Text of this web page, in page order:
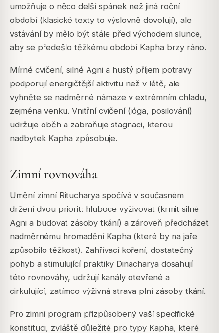
umožňuje o něco delší spánek než jiná roční
období (klasické texty to výslovně dovolují), ale
vstávání by mělo být stále před východem slunce,
aby se předešlo těžkému období Kapha brzy ráno.
Mírné cvičení, silné Agni a hustý příjem potravy
podporují energičtější aktivitu než v létě, ale
vyhněte se nadměrné námaze v extrémním chladu,
zejména venku. Vnitřní cvičení (jóga, posilování)
udržuje oběh a zabraňuje stagnaci, kterou
nadbytek Kapha způsobuje.
Zimní rovnováha
Umění zimní Ritucharya spočívá v současném
držení dvou priorit: hluboce vyživovat (krmit silné
Agni a budovat zásoby tkání) a zároveň předcházet
nadměrnému hromadění Kapha (které by na jaře
způsobilo těžkost). Zahřívací koření, dostatečný
pohyb a stimulující praktiky Dinacharya dosahují
této rovnováhy, udržují kanály otevřené a
cirkulující, zatímco výživná strava plní zásoby tkání.
Pro zimní program přizpůsobený vaší specifické
konstituci, zvláště důležité pro typy Kapha, které